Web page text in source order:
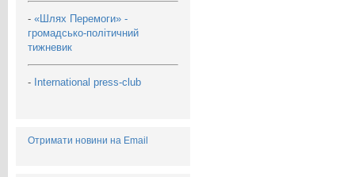
- «Шлях Перемоги» -
громадсько-політичний
тижневик
- International press-club
Отримати новини на Email